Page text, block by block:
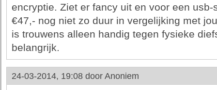
encryptie. Ziet er fancy uit en voor een
€47,- nog niet zo duur in vergelijking met
is trouwens alleen handig tegen fysieke
belangrijk.
24-03-2014, 19:08 door Anoniem